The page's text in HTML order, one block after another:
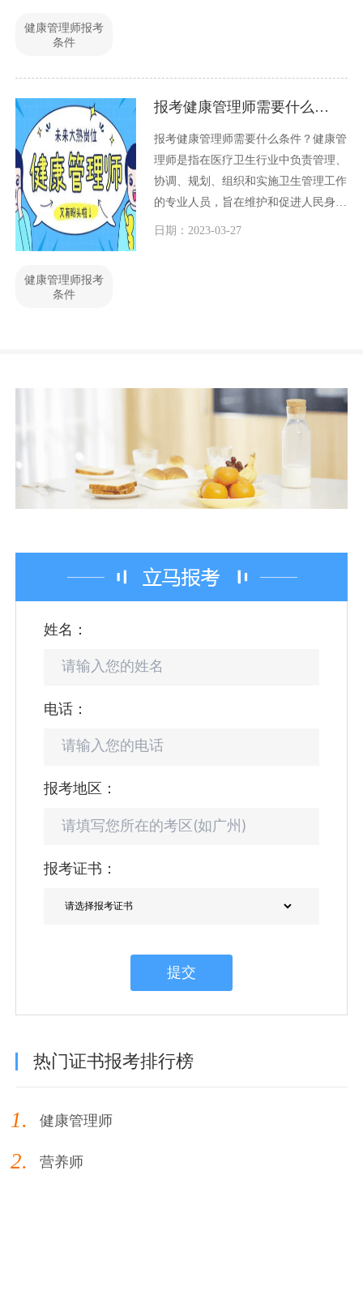
健康管理师报考
条件
报考健康管理师需要什么条件？
报考健康管理师需要什么条件？健康管
理师是指在医疗卫生行业中负责管理、
协调、规划、组织和实施卫生管理工作
的专业人员，旨在维护和促进人民身心
健康。健康管理师是现代医疗卫生行业
日期：2023-03-27
健康管理师报考
条件
姓名：
电话：
报考地区：
报考证书：
提交
热门证书报考排行榜
1. 健康管理师
2. 营养师